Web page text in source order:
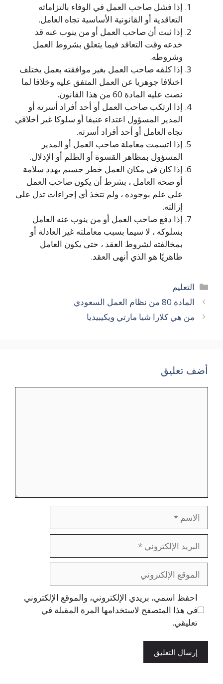
إذا فشل صاحب العمل في الوفاء بالتزاماته
التعاقدية أو القانونية الأساسية تجاه العامل.
إذا ثبت أن صاحب العمل أو من ينوب عنه قد
خدعه وقت التعاقد فيما يتعلق بشروط العمل
وشروطه.
إذا كلفه صاحب العمل بغير موافقته بعمل يختلف
اختلافا جوهريا عن العمل المتفق عليه وخلافا لما
نصت عليه المادة 60 من هذا القانون.
إذا ارتكب صاحب العمل أو أحد أفراد أسرته أو
المدير المسؤول اعتداء عنيفا أو سلوكا غير أخلاقي
تجاه العامل أو أحد أفراد أسرته.
إذا اتسمت معاملة صاحب العمل أو المدير
المسؤول بمظاهر القسوة أو الظلم أو الإذلال.
إذا كان في مكان العمل خطر جسيم يهدد سلامة
أو صحة العامل ، بشرط أن يكون صاحب العمل
على علم بوجوده ، ولم تتخذ أي إجراءات تدل على
إزالته.
إذا دفع صاحب العمل أو من ينوب عنه العامل
بسلوكه ، لا سيما بسبب معاملته غير العادلة أو
بمخالفته لشروط العقد ، حتى يكون العامل
ظاهريًا هو الذي أنهى العقد.
التصنيفات
التعليم
المادة 80 من نظام العمل السعودي
من هي كلارا شيا مارتي ويكيبيديا
أضف تعليق
الإلكتروني
الإلكتروني
احفظ اسمي، بريدي الإلكتروني، والموقع الإلكتروني
في هذا المتصفح لاستخدامها المرة المقبلة في
تعليقي.